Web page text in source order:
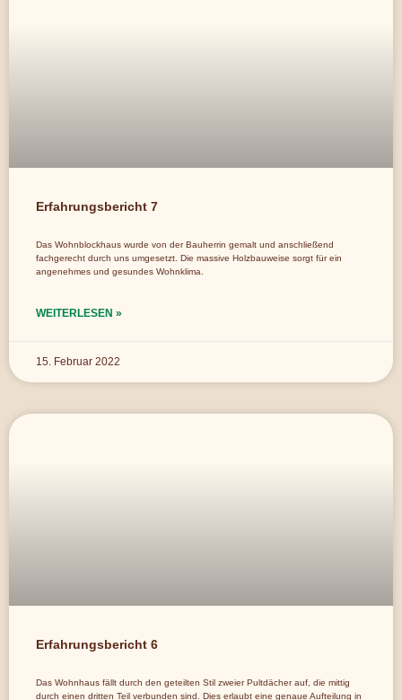
Erfahrungsbericht 7
Das Wohnblockhaus wurde von der Bauherrin gemalt und anschließend
fachgerecht durch uns umgesetzt. Die massive Holzbauweise sorgt für ein
angenehmes und gesundes Wohnklima.
WEITERLESEN »
15. Februar 2022
Erfahrungsbericht 6
Das Wohnhaus fällt durch den geteilten Stil zweier Pultdächer auf, die mittig
durch einen dritten Teil verbunden sind. Dies erlaubt eine genaue Aufteilung in